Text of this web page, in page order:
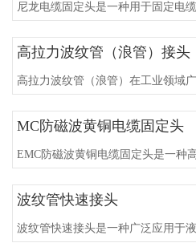
尼龙电缆固定头是一种用于固定电
高拉力波纹管（浪管）接头
高拉力波纹管（浪管）在工业领域
MC防磁波黄铜电缆固定头
EMC防磁波黄铜电缆固定头是一种
波纹管快速接头
波纹管快速接头是一种广泛应用于